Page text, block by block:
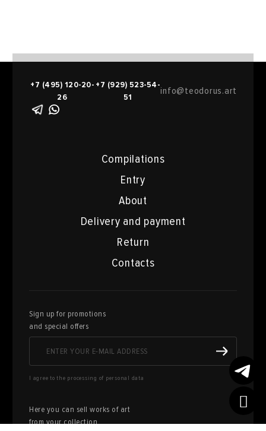
Compilations
Entry
About
Delivery and payment
Return
Contacts
+7 (495) 120-20-
26
+7 (929) 523-54-
51
info@teodorus.art
Sign up for promotions
and special offers
I agree to the processing of personal data
Here you can sell works of art
from your collection